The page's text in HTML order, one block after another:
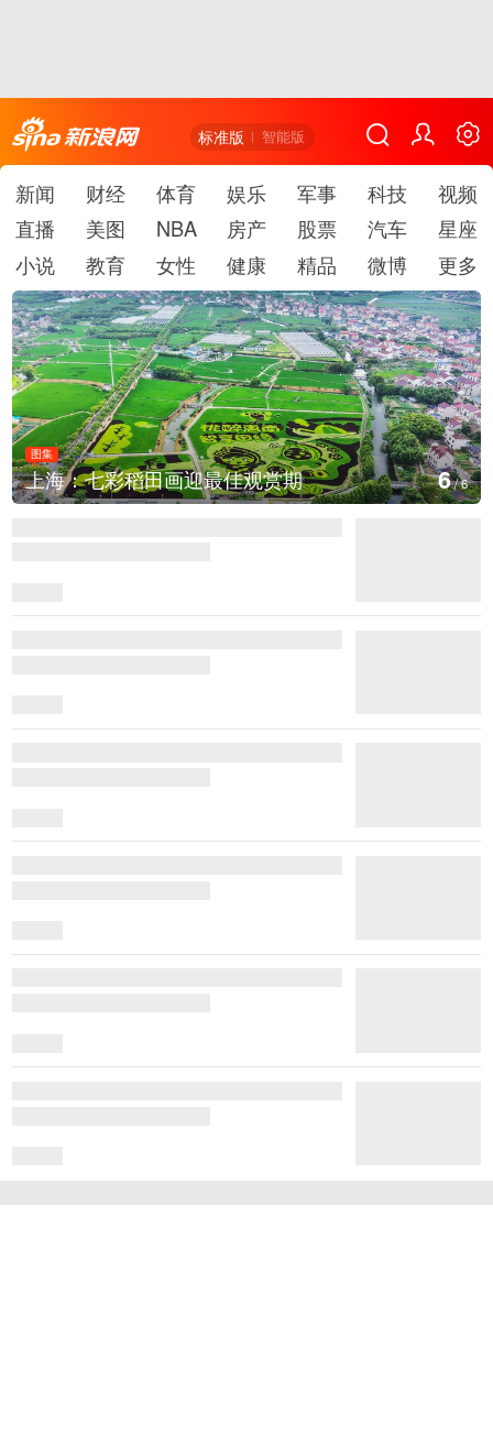
标准版 智能版
新闻 财经 体育 娱乐 军事 科技
视频
直播
美图 NBA 房产 股票 汽车
星座
小说
教育 女性 健康 精品 微博 更多
图集
厄瓜多尔总统诺沃亚会见阿根廷总统米莱 1/6